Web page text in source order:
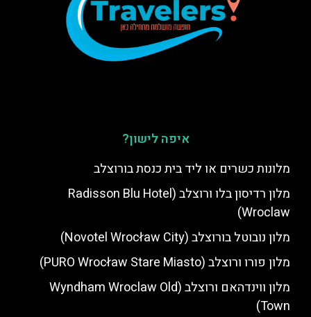
איפה לישון?
מלונות כשרים או ליד בית כנסת בורוצלב
מלון רדיסון בלו ורוצלב (Radisson Blu Hotel
Wroclaw)
מלון נובוטל בורוצלב (Novotel Wrocław City)
מלון פורו ורוצלב (PURO Wrocław Stare Miasto)
מלון ווינדהאם ורוצלב (Wyndham Wroclaw Old
Town)